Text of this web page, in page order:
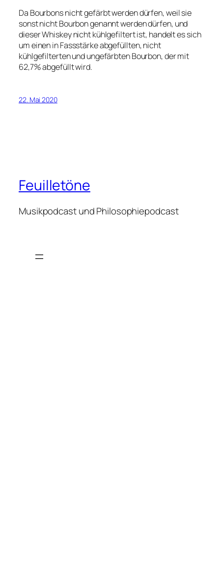
Da Bourbons nicht gefärbt werden dürfen, weil sie
sonst nicht Bourbon genannt werden dürfen, und
dieser Whiskey nicht kühlgefiltert ist, handelt es sich
um einen in Fassstärke abgefüllten, nicht
kühlgefilterten und ungefärbten Bourbon, der mit
62,7% abgefüllt wird.
22. Mai 2020
Feuilletöne
Musikpodcast und Philosophiepodcast